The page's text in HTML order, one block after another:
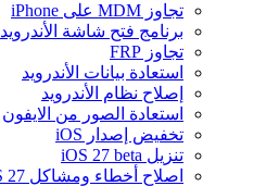
تجاوز MDM على iPhone
برنامج فتح شاشة الأندرويد
تجاوز FRP
استعادة بيانات الأندرويد
إصلاح نظام الأندرويد
استعادة الصور من الايفون
تخفيض إصدار iOS
تنزيل iOS 27 beta
اصلاح أخطاء ومشاكل iOS 27